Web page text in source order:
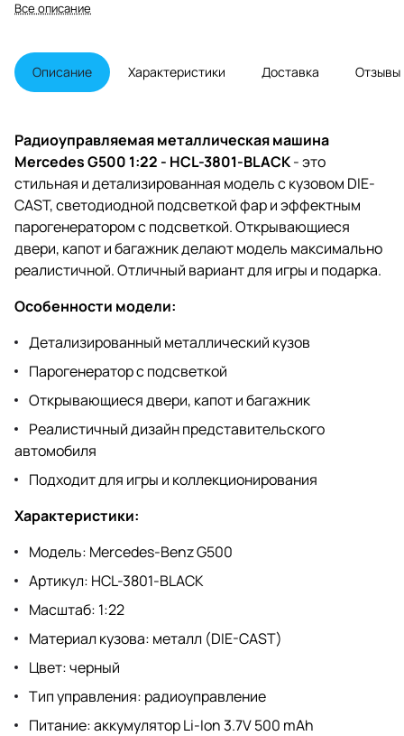
Все описание
Описание Характеристики Доставка Отзывы
Радиоуправляемая металлическая машина
Mercedes G500 1:22 - HCL-3801-BLACK- это
стильная и детализированная модель с кузовом DIE-
CAST, светодиодной подсветкой фар и эффектным
парогенератором с подсветкой. Открывающиеся
двери, капот и багажник делают модель максимально
реалистичной. Отличный вариант для игры и подарка.
Особенности модели:
Детализированный металлический кузов
Парогенератор с подсветкой
Открывающиеся двери, капот и багажник
Реалистичный дизайн представительского
автомобиля
Подходит для игры и коллекционирования
Характеристики:
Модель: Mercedes-Benz G500
Артикул: HCL-3801-BLACK
Масштаб: 1:22
Материал кузова: металл (DIE-CAST)
Цвет: черный
Тип управления: радиоуправление
Питание: аккумулятор Li-Ion 3.7V 500 mAh